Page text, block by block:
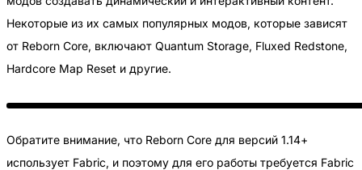
Некоторые из их самых популярных модов, которые зависят
от Reborn Core, включают Quantum Storage, Fluxed Redstone,
Hardcore Map Reset и другие.
Обратите внимание, что Reborn Core для версий 1.14+
использует Fabric, и поэтому для его работы требуется Fabric